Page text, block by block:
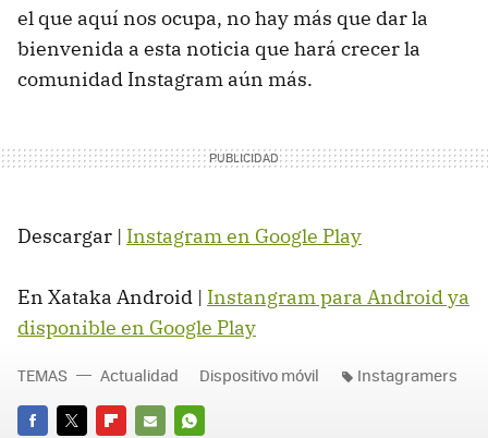
el que aquí nos ocupa, no hay más que dar la
bienvenida a esta noticia que hará crecer la
comunidad Instagram aún más.
Descargar | Instagram en Google Play
En Xataka Android | Instangram para Android ya
disponible en Google Play
TEMAS Actualidad Dispositivo móvil Instagramers